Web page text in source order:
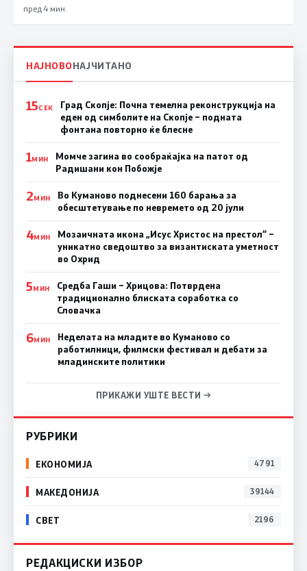
пред 4 мин.
НАЈНОВОНАЈЧИТАНО
15СЕК
Град Скопје: Почна темелна реконструкција на
еден од симболите на Скопје – подната
фонтана повторно ќе блесне
1МИН
Момче загина во сообраќајка на патот од
Радишани кон Побожје
2МИН
Во Куманово поднесени 160 барања за
обесштетување по невремето од 20 јули
4МИН
Мозаичната икона „Исус Христос на престол“ –
уникатно сведоштво за византиската уметност
во Охрид
5МИН
Средба Гаши – Хрицова: Потврдена
традиционално блиската соработка со
Словачка
6МИН
Неделата на младите во Куманово со
работилници, филмски фестивал и дебати за
младинските политики
ПРИКАЖИ УШТЕ ВЕСТИ →
РУБРИКИ
ЕКОНОМИЈА 4791
МАКЕДОНИЈА 39144
СВЕТ 2196
РЕДАКЦИСКИ ИЗБОР